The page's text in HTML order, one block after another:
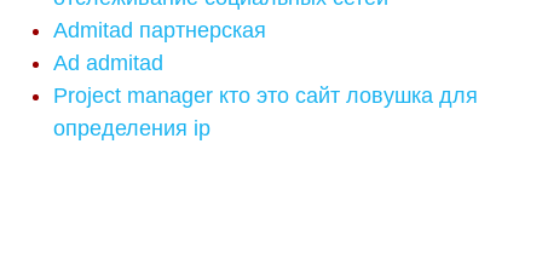
Admitad партнерская
Ad admitad
Project manager кто это сайт ловушка для
определения ip